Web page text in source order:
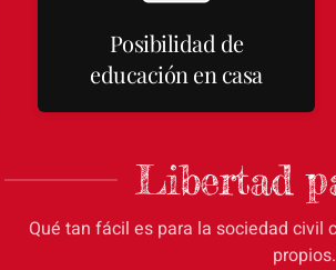
Posibilidad de
educación en casa
Libertad
Qué tan fácil es para la sociedad civil